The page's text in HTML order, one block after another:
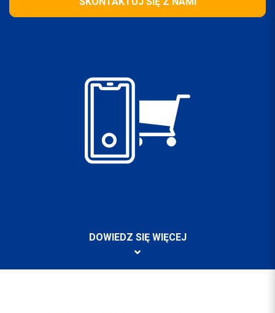
DOWIEDZ SIĘ WIĘCEJ